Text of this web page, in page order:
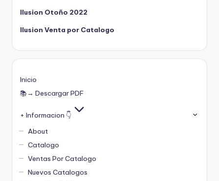
Ilusion Otoño 2022
Ilusion Venta por Catalogo
Inicio
📚→ Descargar PDF
+ Informacion 👇
About
Catalogo
Ventas Por Catalogo
Nuevos Catalogos